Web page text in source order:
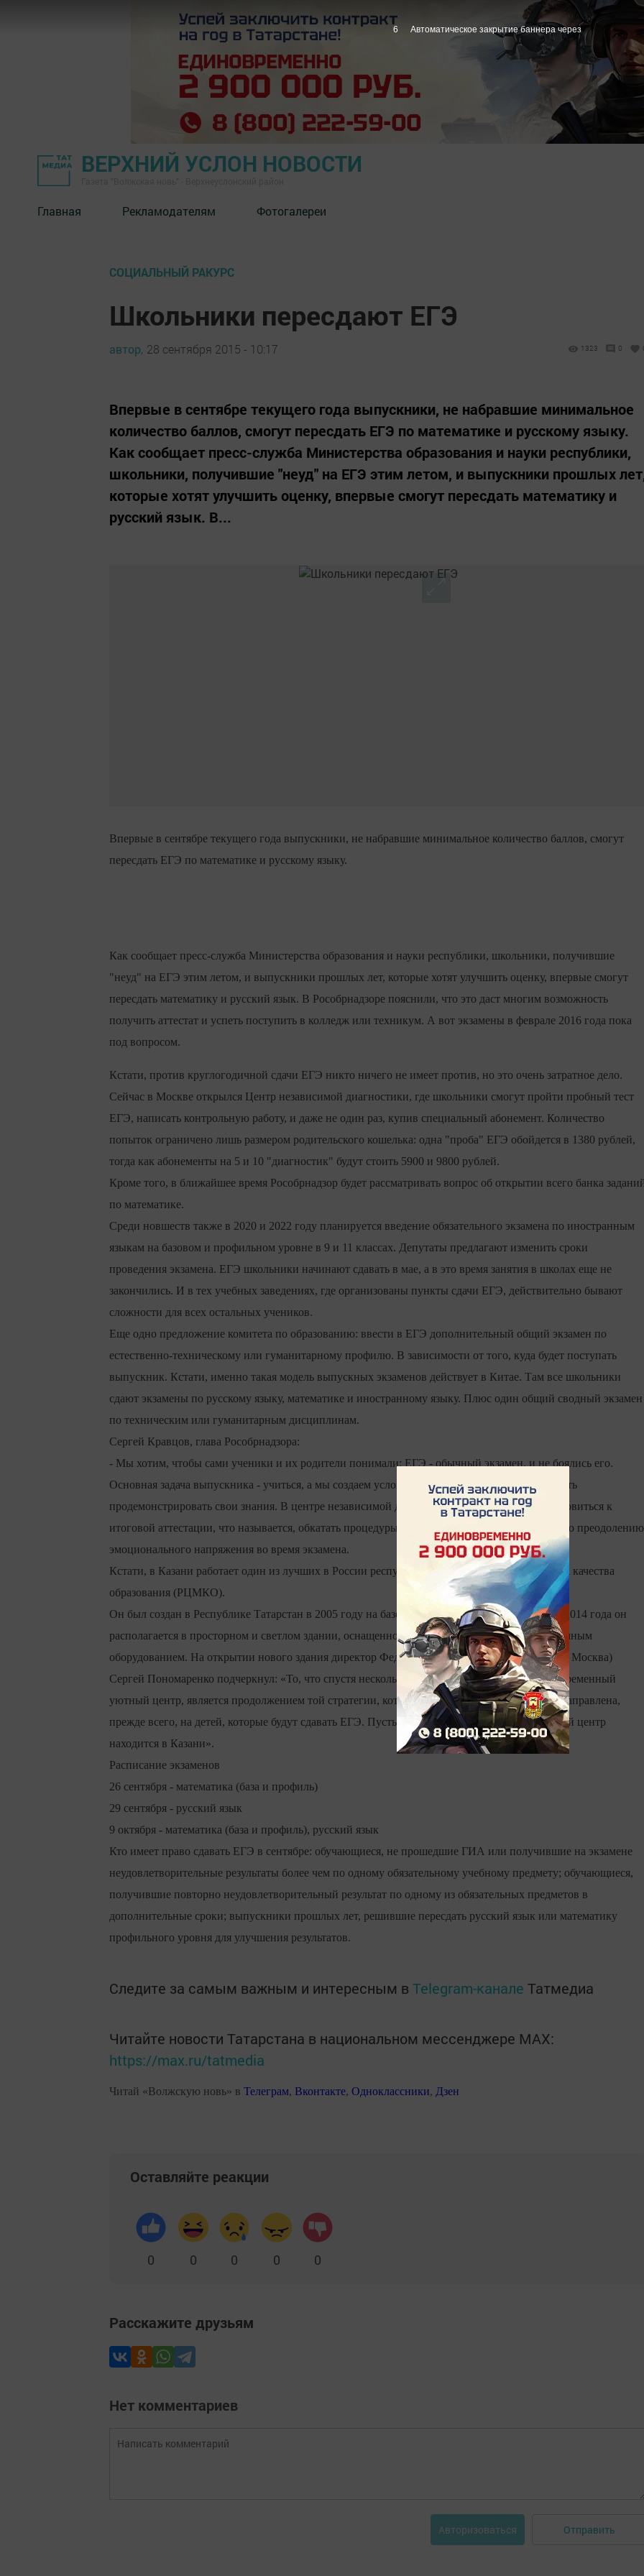
ВЕРХНИЙ УСЛОН НОВОСТИ
Главная Рекламодателям Фотогалереи
СОЦИАЛЬНЫЙ РАКУРС
Школьники пересдают ЕГЭ
автор, 28 сентября 2015 - 10:17 1323 0
Впервые в сентябре текущего года выпускники, не набравшие минимальное
количество баллов, смогут пересдать ЕГЭ по математике и русскому языку.
Как сообщает пресс-служба Министерства образования и науки республики,
школьники, получившие "неуд" на ЕГЭ этим летом, и выпускники прошлых
которые хотят улучшить оценку, впервые смогут пересдать математику и
русский язык. В...
Впервые в сентябре текущего года выпускники, не набравшие минимальное количество баллов, смогут
пересдать ЕГЭ по математике и русскому языку.
Как сообщает пресс-служба Министерства образования и науки республики, школьники, получившие
"неуд" на ЕГЭ этим летом, и выпускники прошлых лет, которые хотят улучшить оценку, впервые смогут
пересдать математику и русский язык. В Рособрнадзоре пояснили, что это даст многим возможность
получить аттестат и успеть поступить в колледж или техникум. А вот экзамены в феврале 2016 года пока
под вопросом.
Кстати, против круглогодичной сдачи ЕГЭ никто ничего не имеет против, но это очень затратное дело.
Сейчас в Москве открылся Центр независимой диагностики, где школьники смогут пройти пробный тест
ЕГЭ, написать контрольную работу, и даже не один раз, купив специальный абонемент. Количество
попыток ограничено лишь размером родительского кошелька: одна "проба" ЕГЭ обойдется в 1380 рублей,
тогда как абонементы на 5 и 10 "диагностик" будут стоить 5900 и 9800 рублей.
Кроме того, в ближайшее время Рособрнадзор будет рассматривать вопрос об открытии всего банка
по математике.
Среди новшеств также в 2020 и 2022 году планируется введение обязательного экзамена по иностранным
языкам на базовом и профильном уровне в 9 и 11 классах. Депутаты предлагают изменить сроки
проведения экзамена. ЕГЭ школьники начинают сдавать в мае, а в это время занятия в школах еще не
закончились. И в тех учебных заведениях, где организованы пункты сдачи ЕГЭ, действительно бывают
сложности для всех остальных учеников.
Еще одно предложение комитета по образованию: ввести в ЕГЭ дополнительный общий экзамен по
естественно-техническому или гуманитарному профилю. В зависимости от того, куда будет поступать
выпускник. Кстати, именно такая модель выпускных экзаменов действует в Китае. Там все школьники
сдают экзамены по русскому языку, математике и иностранному языку. Плюс один общий сводный экзамен
по техническим или гуманитарным дисциплинам.
Сергей Кравцов, глава Рособрнадзора:
- Мы хотим, чтобы сами ученики и их родители понимали: ЕГЭ - обычный экзамен, и не боялись его.
Основная задача выпускника - учиться, а мы создаем условия, чтобы у него была возможность
продемонстрировать свои знания. В центре независимой диагностики ребята смогут подготовиться к
итоговой аттестации, что называется, обкатать процедуры тестирования, пройти тренинги по преодолению
эмоционального напряжения во время экзамена.
Кстати, в Казани работает один из лучших в России республиканских Центров мониторинга качества
образования (РЦМКО).
Он был создан в Республике Татарстан в 2005 году на базе одной из казанских школ. С мая 2014 года он
располагается в просторном и светлом здании, оснащенном современным высокотехнологичным
оборудованием. На открытии нового здания директор Федерального центра тестирования (г. Москва)
Сергей Пономаренко подчеркнул: «То, что спустя несколько лет мы открываем большой современный
уютный центр, является продолжением той стратегии, которая ведется в Татарстане, и она направлена,
прежде всего, на детей, которые будут сдавать ЕГЭ. Пусть страна знает, что самый достойный центр
находится в Казани».
Расписание экзаменов
26 сентября - математика (база и профиль)
29 сентября - русский язык
9 октября - математика (база и профиль), русский язык
Кто имеет право сдавать ЕГЭ в сентябре: обучающиеся, не прошедшие ГИА или получившие на экзамене
неудовлетворительные результаты более чем по одному обязательному учебному предмету; обучающиеся,
получившие повторно неудовлетворительный результат по одному из обязательных предметов в
дополнительные сроки; выпускники прошлых лет, решившие пересдать русский язык или математику
профильного уровня для улучшения результатов.
Следите за самым важным и интересным в Telegram-канале Татмедиа
Читайте новости Татарстана в национальном мессенджере MАХ:
https://max.ru/tatmedia
Читай «Волжскую новь» в Телеграм, Вконтакте, Одноклассники, Дзен
Оставляйте реакции
0 0 0 0 0
Расскажите друзьям
Нет комментариев
Авторизоваться Отправить
5 Автоматическое закрытие баннера через